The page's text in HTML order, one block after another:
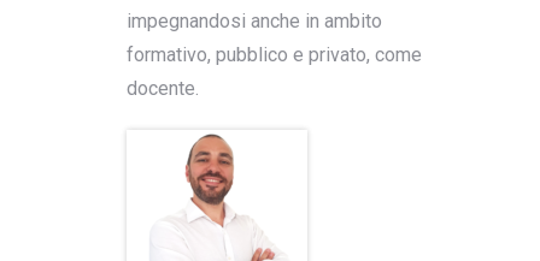
impegnandosi anche in ambito
formativo, pubblico e privato, come
docente.